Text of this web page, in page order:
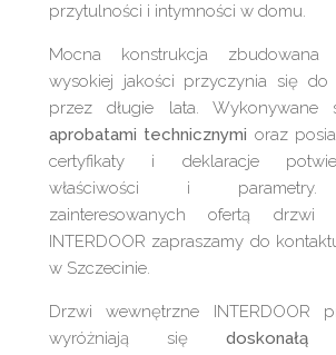
przytulności i intymności w domu.
Mocna konstrukcja zbudowana
wysokiej jakości przyczynia się do
przez długie lata.
aprobatami technicznymi oraz
certyfikaty i deklaracje
właściwości i parametry.
zainteresowanych ofertą drzwi
INTERDOOR zapraszamy do
w Szczecinie.
Drzwi wewnętrzne INTERDOOR
wyróżniają się doskonałą